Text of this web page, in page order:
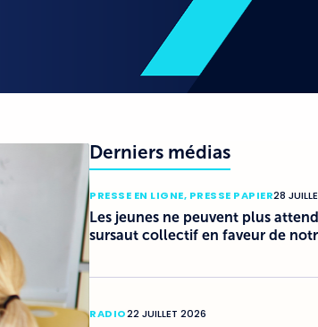
Derniers médias
PRESSE EN LIGNE, PRESSE PAPIER28
Les jeunes ne peuvent plus
sursaut collectif en faveur de
RADIO22 JUILLET 2026